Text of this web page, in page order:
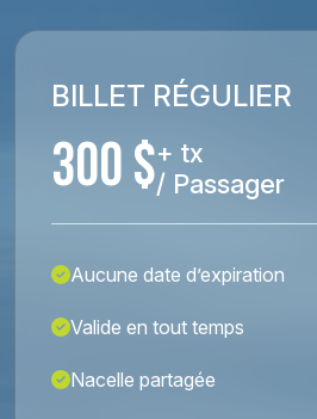
BILLET RÉGULIER
300 $+ tx
/ Passager
Aucune date d’expiration
Valide en tout temps
Nacelle partagée